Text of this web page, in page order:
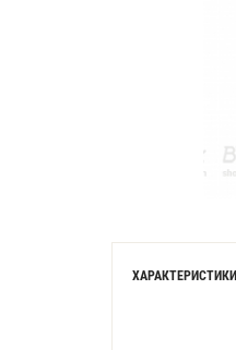
ХАРАКТЕРИСТИКИ